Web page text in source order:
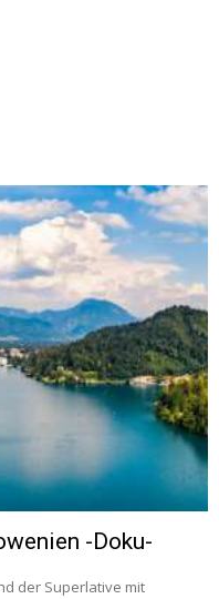
-Doku-
der Superlative mit